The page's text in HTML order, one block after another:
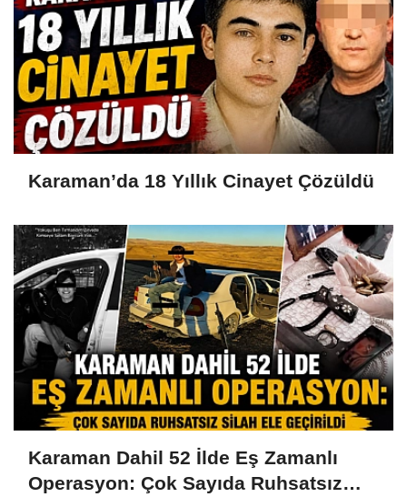
Karaman’da 18 Yıllık Cinayet Çözüldü
Karaman Dahil 52 İlde Eş Zamanlı
Operasyon: Çok Sayıda Ruhsatsız